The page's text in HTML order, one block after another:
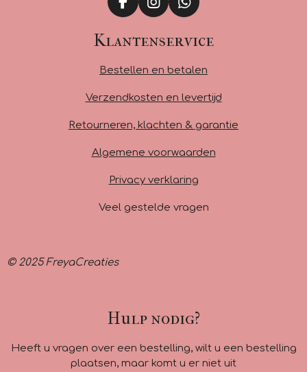
F
a
c
e
o
k
I
n
s
t
g
a
W
h
a
t
A
p
Klantenservice
Bestellen en betalen
Verzendkosten en levertijd
Retourneren, klachten & garantie
Algemene voorwaarden
Privacy verklaring
Veel gestelde vragen
© 2025 FreyaCreaties
Hulp nodig?
Heeft u vragen over een bestelling, wilt u een bestelling
plaatsen, maar komt u er niet uit